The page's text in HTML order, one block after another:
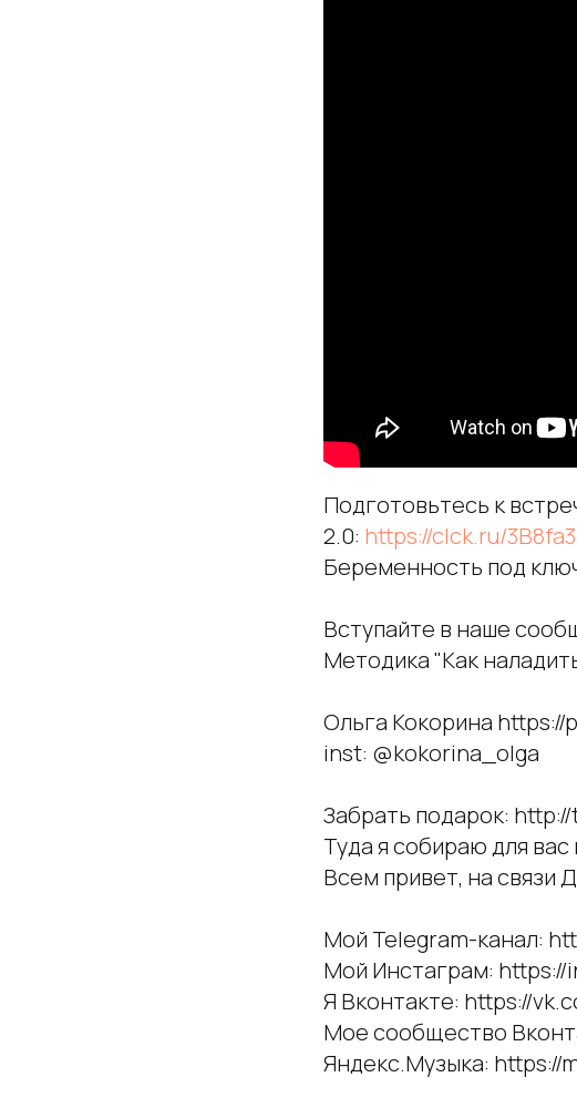
Подготовьтесь к
2.0: https://clck.ru/3B8fa3
Беременность под
Вступайте в наше
Методика "Как
Ольга Кокорина
inst: @kokorina_olga
Забрать подарок:
Туда я собираю для
Всем привет, на связи
Мой Telegram-канал:
Мой Инстаграм:
Я Вконтакте: https://
Мое сообщество
Яндекс.Музыка: https://